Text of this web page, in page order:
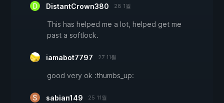
DistantCrown380 28 1월
This has helped me a lot, helped get me
past a softlock.
iamabot7797 27 11월
good very ok :thumbs_up:
sabian149 25 11월